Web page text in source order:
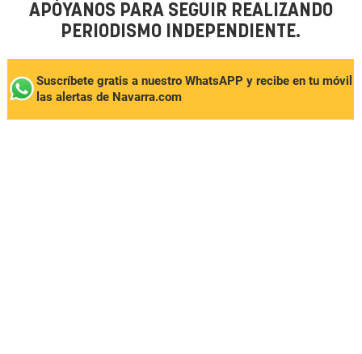
APÓYANOS PARA SEGUIR REALIZANDO
PERIODISMO INDEPENDIENTE.
Suscríbete gratis a nuestro WhatsAPP y recibe en tu móvil
las alertas de Navarra.com